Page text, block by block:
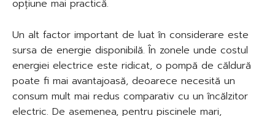
opțiune mai practică.
Un alt factor important de luat în considerare este
sursa de energie disponibilă. În zonele unde costul
energiei electrice este ridicat, o pompă de căldură
poate fi mai avantajoasă, deoarece necesită un
consum mult mai redus comparativ cu un încălzitor
electric. De asemenea, pentru piscinele mari,